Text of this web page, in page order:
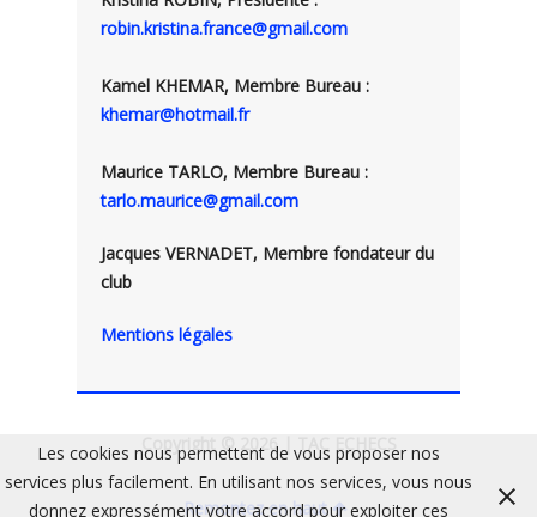
robin.kristina.france@gmail.com
Kamel KHEMAR, Membre Bureau :
khemar@hotmail.fr
Maurice TARLO, Membre Bureau :
tarlo.maurice@gmail.com
Jacques VERNADET, Membre fondateur du
club
Mentions légales
Copyright © 2026 | TAC ECHECS
Remontez en haut
Les cookies nous permettent de vous proposer nos
services plus facilement. En utilisant nos services, vous nous
donnez expressément votre accord pour exploiter ces